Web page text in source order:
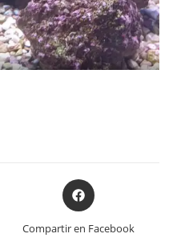
Opens
in
a
Compartir en Facebook